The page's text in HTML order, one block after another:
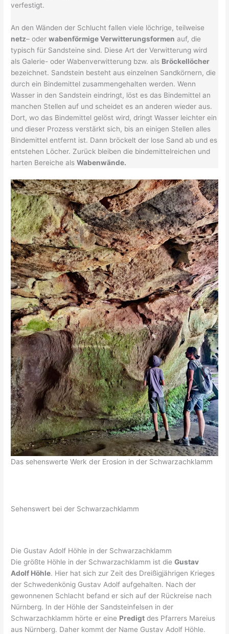
verfestigt.
An den Wänden der Schlucht fallen viele löchrige, teilweise
netz– oderwabenförmige Verwitterungsformen auf, die
typisch für Sandsteine sind. Diese Art der Verwitterung wird
als Galerie- oder Wabenverwitterung bzw. als Bröckellöcher
bezeichnet. Sandstein besteht aus einzelnen Sandkörnern, die
durch ein Bindemittel zusammengehalten werden. Wenn
Wasser in den Sandstein eindringt, löst es das Bindemittel an
manchen Stellen auf und scheidet es an anderen wieder aus.
Dort, wo das Bindemittel gelöst wird, dringt Wasser leichter ein
und dieser Prozess verstärkt sich, bis an einigen Stellen alles
Bindemittel entfernt ist. Dann bröckelt der lose Sand ab und es
entstehen Löcher. Zurück bleiben die bindemittelreichen und
harten Bereiche alsWabenwände.
Das sehenswerte Werk der Erosion in der Schwarzachklamm
Sehenswert bei der Schwarzachklamm
Die Gustav Adolf Höhle in der Schwarzachklamm
Die größte Höhle in der Schwarzachklamm ist dieGustav
Adolf Höhle. Hier hat sich zur Zeit des Dreißigjährigen Krieges
der Schwedenkönig Gustav Adolf aufgehalten. Nach der
gewonnenen Schlacht befand er sich auf der Rückreise nach
Nürnberg. In der Höhle der Sandsteinfelsen in der
Schwarzachklamm hörte er eine Predigt des Pfarrers Mareius
aus Nürnberg. Daher kommt der Name Gustav Adolf Höhle.